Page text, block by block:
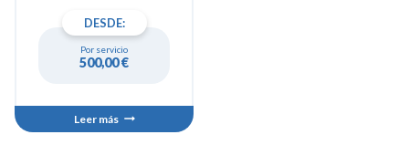
de nuestra lancha con
capacidad para 5 personas
que cuenta con una amplia
mesa con menaje de cocina.
Con paradas para nadar y
DESDE:
Por servicio
500,00€
Leer más